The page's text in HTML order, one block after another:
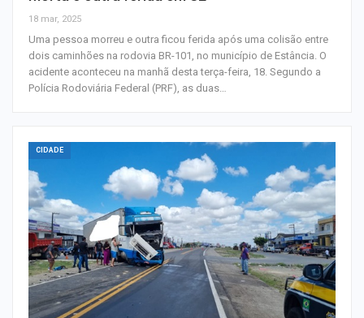
18 mar, 2025
Uma pessoa morreu e outra ficou ferida após uma colisão entre
dois caminhões na rodovia BR-101, no município de Estância. O
acidente aconteceu na manhã desta terça-feira, 18. Segundo a
Polícia Rodoviária Federal (PRF), as duas…
CIDADE